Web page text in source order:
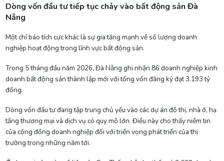
Dòng vốn đầu tư tiếp tục chảy vào bất động sản Đà
Nẵng
Một chỉ báo tích cực khác là sự gia tăng mạnh về số lượng doanh
nghiệp hoạt động trong lĩnh vực bất động sản.
Trong 5 tháng đầu năm 2026, Đà Nẵng ghi nhận 86 doanh nghiệp kinh
doanh bất động sản thành lập mới với tổng vốn đăng ký đạt 3.193 tỷ
đồng.
Dòng vốn đầu tư đang tập trung chủ yếu vào các dự án đô thị, nhà ở, hạ
tầng thương mại và dịch vụ có quy mô lớn. Điều này cho thấy niềm tin
của cộng đồng doanh nghiệp đối với triển vọng phát triển của thị
trường trong những năm tới.